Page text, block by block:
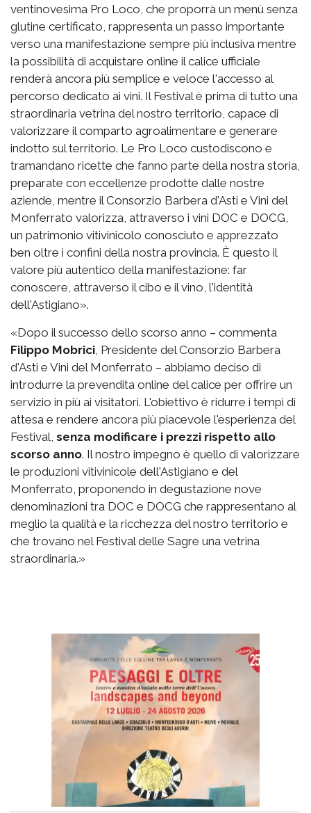
ventinovesima Pro Loco, che proporrà un menù senza
glutine certificato, rappresenta un passo importante
verso una manifestazione sempre più inclusiva mentre
la possibilità di acquistare online il calice ufficiale
renderà ancora più semplice e veloce l'accesso al
percorso dedicato ai vini. Il Festival è prima di tutto una
straordinaria vetrina del nostro territorio, capace di
valorizzare il comparto agroalimentare e generare
indotto sul territorio. Le Pro Loco custodiscono e
tramandano ricette che fanno parte della nostra storia,
preparate con eccellenze prodotte dalle nostre
aziende, mentre il Consorzio Barbera d'Asti e Vini del
Monferrato valorizza, attraverso i vini DOC e DOCG,
un patrimonio vitivinicolo conosciuto e apprezzato
ben oltre i confini della nostra provincia. È questo il
valore più autentico della manifestazione: far
conoscere, attraverso il cibo e il vino, l'identità
dell'Astigiano».
«Dopo il successo dello scorso anno – commenta
Filippo Mobrici, Presidente del Consorzio Barbera
d'Asti e Vini del Monferrato – abbiamo deciso di
introdurre la prevendita online del calice per offrire un
servizio in più ai visitatori. L'obiettivo è ridurre i tempi di
attesa e rendere ancora più piacevole l'esperienza del
Festival, senza modificare i prezzi rispetto allo
scorso anno. Il nostro impegno è quello di valorizzare
le produzioni vitivinicole dell'Astigiano e del
Monferrato, proponendo in degustazione nove
denominazioni tra DOC e DOCG che rappresentano al
meglio la qualità e la ricchezza del nostro territorio e
che trovano nel Festival delle Sagre una vetrina
straordinaria.»